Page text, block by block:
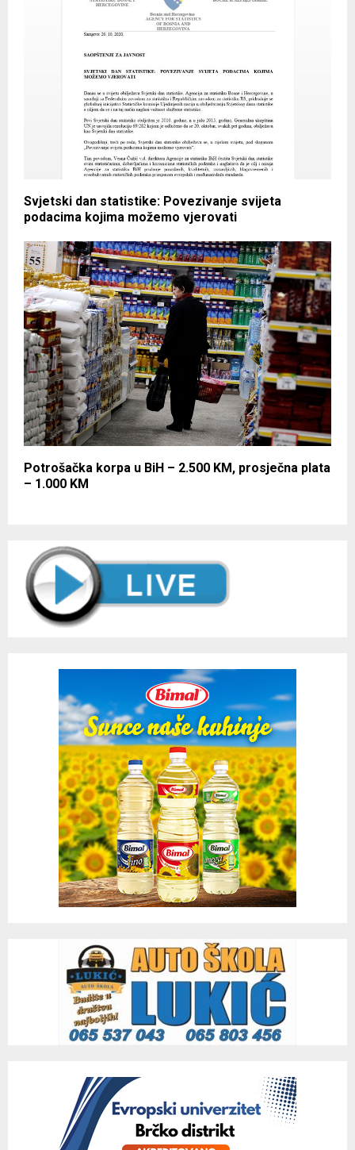
Svjetski dan statistike: Povezivanje svijeta
podacima kojima možemo vjerovati
Potrošačka korpa u BiH – 2.500 KM, prosječna plata
– 1.000 KM